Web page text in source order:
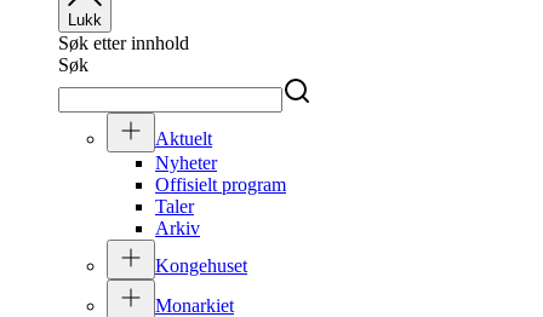
Lukk
Søk etter innhold
Søk
Aktuelt
Nyheter
Offisielt program
Taler
Arkiv
Kongehuset
Monarkiet